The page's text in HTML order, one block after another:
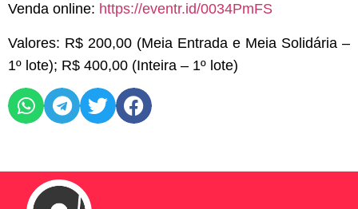
Venda online: https://eventr.id/0034PmFS
Valores: R$ 200,00 (Meia Entrada e Meia Solidária –
1º lote); R$ 400,00 (Inteira – 1º lote)